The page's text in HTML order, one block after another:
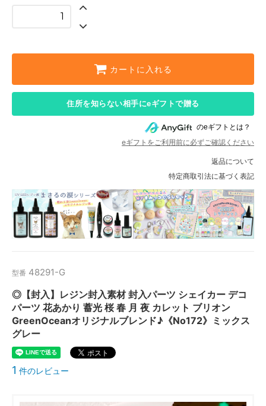
カートに入れる
住所を知らない相手にeギフトで贈る
のeギフトとは？
eギフトをご利用前に必ずご確認ください
返品について
特定商取引法に基づく表記
型番 48291-G
◎【封入】レジン封入素材 封入パーツ シェイカー デコ
パーツ 花あかり 蓄光 桜 春 月 夜 カレット ブリオン
GreenOceanオリジナルブレンド♪《No172》ミックス
グレー
1 件のレビュー